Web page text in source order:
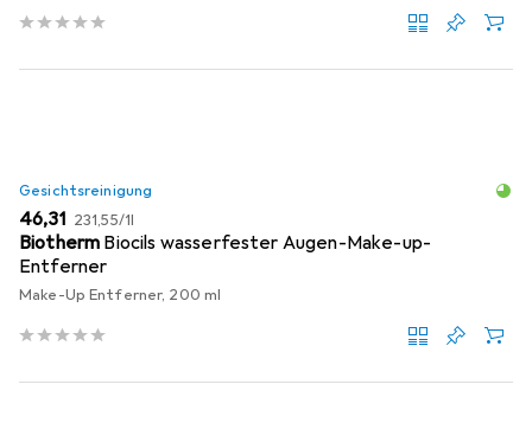
Gesichtsreinigung
EUR
46,31 EUR
231,55/1l
Biotherm Biocils wasserfester Augen-Make-up-
Entferner
Make-Up Entferner, 200 ml